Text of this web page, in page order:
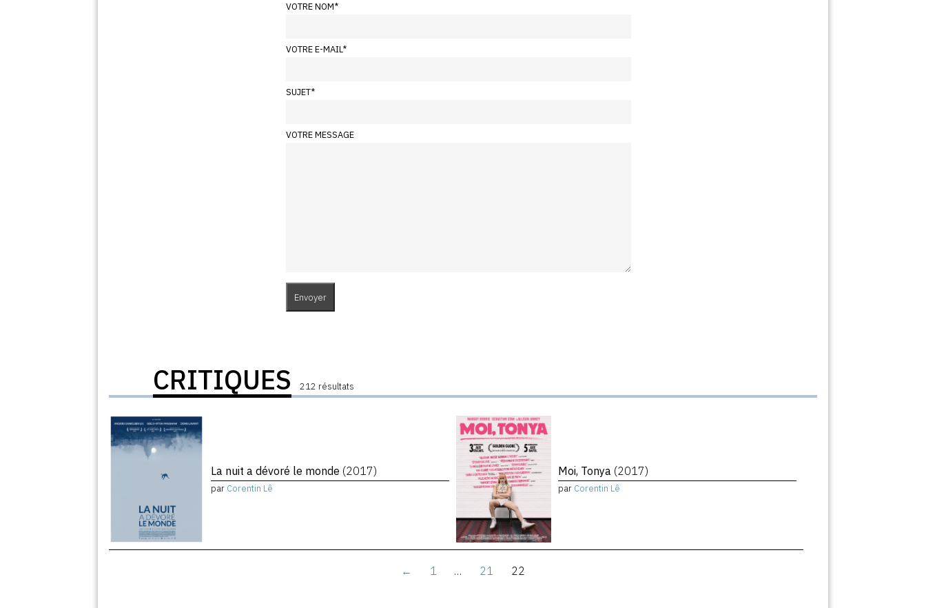
VOTRE NOM*
VOTRE E-MAIL*
SUJET*
VOTRE MESSAGE
CRITIQUES 212 résultats
La nuit a dévoré le monde (2017)
par Corentin Lê
Moi, Tonya (2017)
par Corentin Lê
← 1 … 21 22